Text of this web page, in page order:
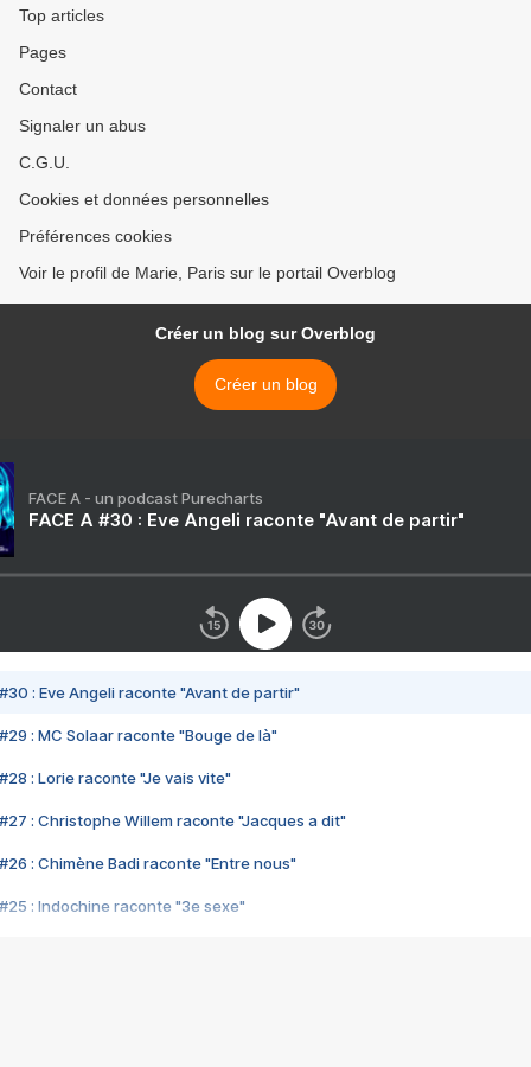
Top articles
Pages
Contact
Signaler un abus
C.G.U.
Cookies et données personnelles
Préférences cookies
Voir le profil de Marie, Paris sur le portail Overblog
Créer un blog sur Overblog
Créer un blog
FACE A - un podcast Purecharts
FACE A #30 : Eve Angeli raconte "Avant de partir"
#30 : Eve Angeli raconte "Avant de partir"
#29 : MC Solaar raconte "Bouge de là"
#28 : Lorie raconte "Je vais vite"
#27 : Christophe Willem raconte "Jacques a dit"
#26 : Chimène Badi raconte "Entre nous"
#25 : Indochine raconte "3e sexe"